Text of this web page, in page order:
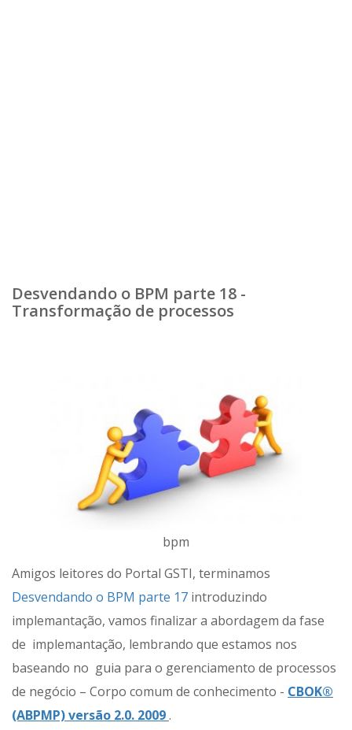
Desvendando o BPM parte 18 -
Transformação de processos
bpm
Amigos leitores do Portal GSTI, terminamos
Desvendando o BPM parte 17 introduzindo
implemantação, vamos finalizar a abordagem da fase
de implemantação, lembrando que estamos nos
baseando no guia para o gerenciamento de processos
de negócio – Corpo comum de conhecimento - CBOK®
(ABPMP) versão 2.0. 2009.